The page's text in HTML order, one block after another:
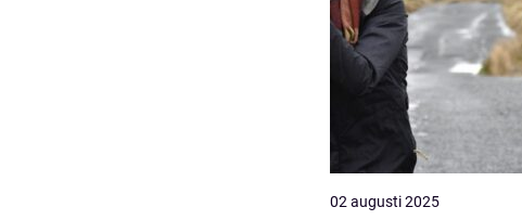
02 augusti 2025